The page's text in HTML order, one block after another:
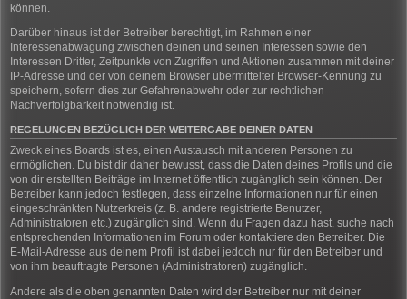
können.
Darüber hinaus ist der Betreiber berechtigt, im Rahmen einer
Interessenabwägung zwischen deinen und seinen Interessen sowie den
Interessen Dritter, Zeitpunkte von Zugriffen und Aktionen zusammen mit deiner
IP-Adresse und der von deinem Browser übermittelter Browser-Kennung zu
speichern, sofern dies zur Gefahrenabwehr oder zur rechtlichen
Nachverfolgbarkeit notwendig ist.
REGELUNGEN BEZÜGLICH DER WEITERGABE DEINER DATEN
Zweck eines Boards ist es, einen Austausch mit anderen Personen zu
ermöglichen. Du bist dir daher bewusst, dass die Daten deines Profils und die
von dir erstellten Beiträge im Internet öffentlich zugänglich sein können. Der
Betreiber kann jedoch festlegen, dass einzelne Informationen nur für einen
eingeschränkten Nutzerkreis (z. B. andere registrierte Benutzer,
Administratoren etc.) zugänglich sind. Wenn du Fragen dazu hast, suche nach
entsprechenden Informationen im Forum oder kontaktiere den Betreiber. Die
E-Mail-Adresse aus deinem Profil ist dabei jedoch nur für den Betreiber und
von ihm beauftragte Personen (Administratoren) zugänglich.
Andere als die oben genannten Daten wird der Betreiber nur mit deiner